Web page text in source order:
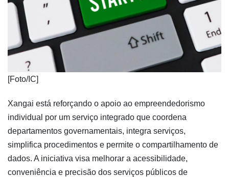
​[Foto/IC]
Xangai está reforçando o apoio ao empreendedorismo
individual por um serviço integrado que coordena
departamentos governamentais, integra serviços,
simplifica procedimentos e permite o compartilhamento de
dados. A iniciativa visa melhorar a acessibilidade,
conveniência e precisão dos serviços públicos de